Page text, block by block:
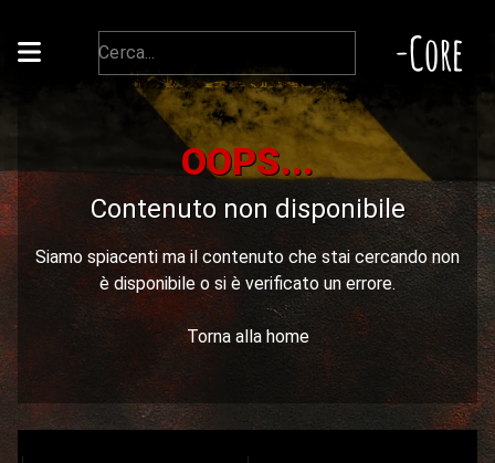
-Core
OOPS...
Contenuto non disponibile
Siamo spiacenti ma il contenuto che stai cercando non
è disponibile o si è verificato un errore.
Torna alla home